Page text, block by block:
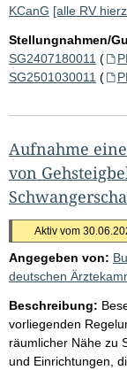
KCanG [alle RV
Stellungnahmen/
SG2407180011 (
SG2501030011 (
Aufnahme
von
Aktiv vom
Angegeben von:
deutschen
Beschreibung:
vorliegenden
räumlicher Nähe zu
und Einrichtungen,